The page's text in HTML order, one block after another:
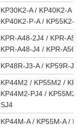
KP30K2-A / KP40K2-A /
KP40K2-P-A / KP55K2-
KPR-A48-2J4 / KPR-
KPR-A48-J4 / KPR-A56-
KP48R-J3-A / KP59R-
KP44M2 / KP55M2 /
KP44M2-PJ4 /
SJ4
KP44M-A / KP55M-A /